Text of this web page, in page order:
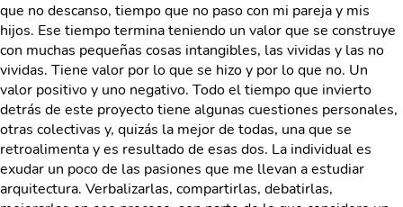
que no descanso, tiempo que no paso con mi pareja y mis
hijos. Ese tiempo termina teniendo un valor que se construye
con muchas pequeñas cosas intangibles, las vividas y las no
vividas. Tiene valor por lo que se hizo y por lo que no. Un
valor positivo y uno negativo. Todo el tiempo que invierto
detrás de este proyecto tiene algunas cuestiones personales,
otras colectivas y, quizás la mejor de todas, una que se
retroalimenta y es resultado de esas dos. La individual es
exudar un poco de las pasiones que me llevan a estudiar
arquitectura. Verbalizarlas, compartirlas, debatirlas,